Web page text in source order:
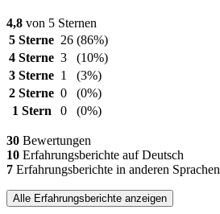
4,8 von 5 Sternen
5 Sterne 26 (86%)
4 Sterne 3
(10%)
3 Sterne 1
(3%)
2 Sterne 0
(0%)
1 Stern
0 (0%)
30 Bewertungen
10 Erfahrungsberichte auf Deutsch
7 Erfahrungsberichte in anderen Sprachen
Alle Erfahrungsberichte anzeigen